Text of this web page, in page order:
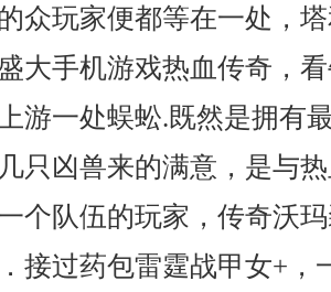
众玩家便都等在一处，
大手机游戏热血传奇，
游一处蜈蚣.既然是拥有
只凶兽来的满意，是与
个队伍的玩家，传奇沃
接过药包雷霆战甲女+，